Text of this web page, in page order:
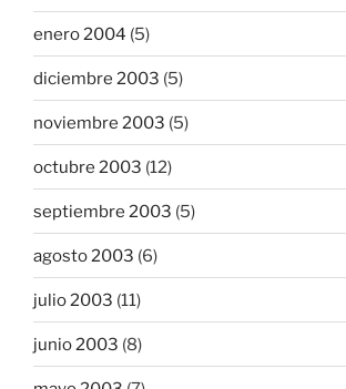
enero 2004 (5)
diciembre 2003 (5)
noviembre 2003 (5)
octubre 2003 (12)
septiembre 2003 (5)
agosto 2003 (6)
julio 2003 (11)
junio 2003 (8)